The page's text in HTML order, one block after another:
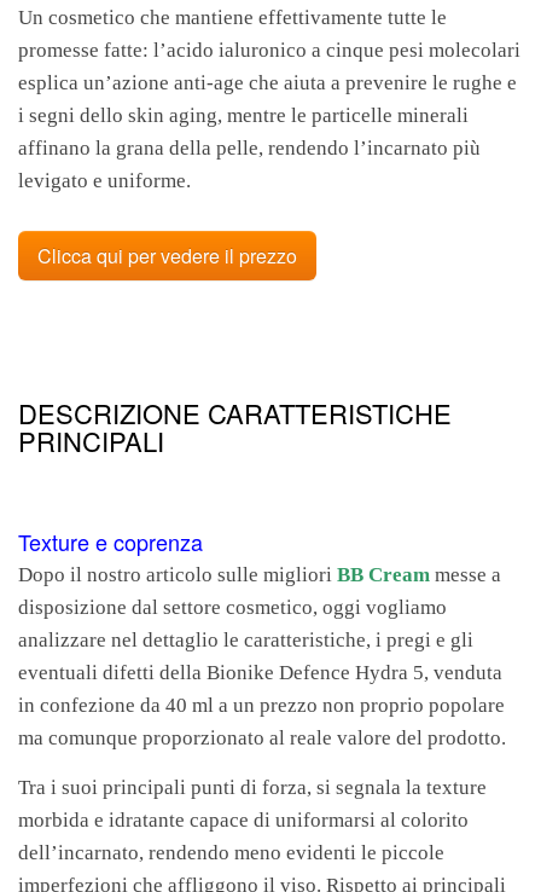
Un cosmetico che mantiene effettivamente tutte le
promesse fatte: l’acido ialuronico a cinque pesi molecolari
esplica un’azione anti-age che aiuta a prevenire le rughe e
i segni dello skin aging, mentre le particelle minerali
affinano la grana della pelle, rendendo l’incarnato più
levigato e uniforme.
Clicca qui per vedere il prezzo
DESCRIZIONE CARATTERISTICHE
PRINCIPALI
Texture e coprenza
Dopo il nostro articolo sulle migliori BB Cream messe a
disposizione dal settore cosmetico, oggi vogliamo
analizzare nel dettaglio le caratteristiche, i pregi e gli
eventuali difetti della Bionike Defence Hydra 5, venduta
in confezione da 40 ml a un prezzo non proprio popolare
ma comunque proporzionato al reale valore del prodotto.
Tra i suoi principali punti di forza, si segnala la texture
morbida e idratante capace di uniformarsi al colorito
dell’incarnato, rendendo meno evidenti le piccole
imperfezioni che affliggono il viso. Rispetto ai principali